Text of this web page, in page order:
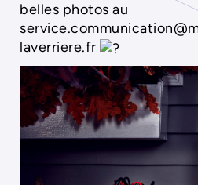
belles photos au
laverriere.fr